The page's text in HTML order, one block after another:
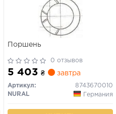
Поршень
0 отзывов
5 403 ₴ завтра
Артикул:
8743670010
NURAL
Германия